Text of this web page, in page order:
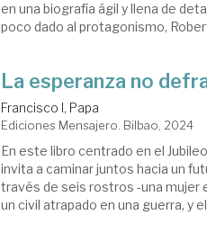
en una biografía ágil y llena de
poco dado al protagonismo,
La esperanza no
Francisco I, Papa
Ediciones Mensajero. Bilbao, 2024
En este libro centrado en el
invita a caminar juntos hacia un
través de seis rostros -una mujer
un civil atrapado en una guerra, y el